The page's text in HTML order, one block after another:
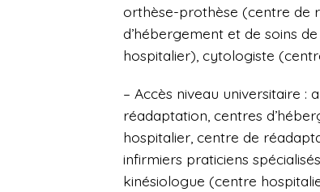
orthèse-prothèse (centre de
d’hébergement et de soins
hospitalier), cytologiste
– Accès niveau universitaire
réadaptation, centres
hospitalier, centre de
infirmiers praticiens
kinésiologue (centre